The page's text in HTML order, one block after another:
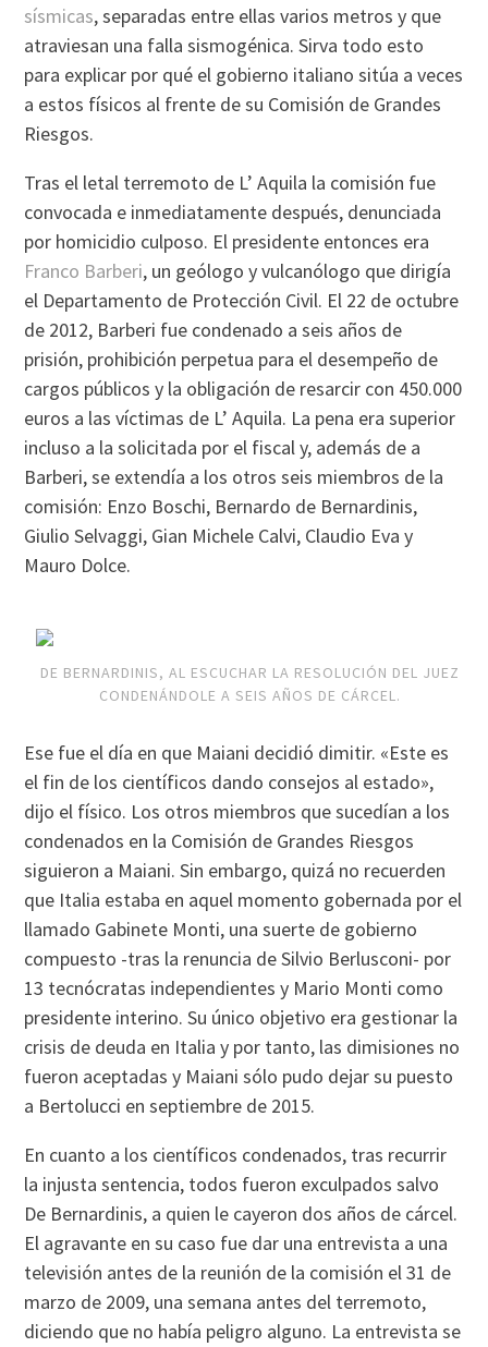
sísmicas, separadas entre ellas varios metros y que
atraviesan una falla sismogénica. Sirva todo esto
para explicar por qué el gobierno italiano sitúa a veces
a estos físicos al frente de su Comisión de Grandes
Riesgos.
Tras el letal terremoto de L’ Aquila la comisión fue
convocada e inmediatamente después, denunciada
por homicidio culposo. El presidente entonces era
Franco Barberi, un geólogo y vulcanólogo que dirigía
el Departamento de Protección Civil. El 22 de octubre
de 2012, Barberi fue condenado a seis años de
prisión, prohibición perpetua para el desempeño de
cargos públicos y la obligación de resarcir con 450.000
euros a las víctimas de L’ Aquila. La pena era superior
incluso a la solicitada por el fiscal y, además de a
Barberi, se extendía a los otros seis miembros de la
comisión: Enzo Boschi, Bernardo de Bernardinis,
Giulio Selvaggi, Gian Michele Calvi, Claudio Eva y
Mauro Dolce.
DE BERNARDINIS, AL ESCUCHAR LA RESOLUCIÓN DEL JUEZ
CONDENÁNDOLE A SEIS AÑOS DE CÁRCEL.
Ese fue el día en que Maiani decidió dimitir. «Este es
el fin de los científicos dando consejos al estado»,
dijo el físico. Los otros miembros que sucedían a los
condenados en la Comisión de Grandes Riesgos
siguieron a Maiani. Sin embargo, quizá no recuerden
que Italia estaba en aquel momento gobernada por el
llamado Gabinete Monti, una suerte de gobierno
compuesto -tras la renuncia de Silvio Berlusconi- por
13 tecnócratas independientes y Mario Monti como
presidente interino. Su único objetivo era gestionar la
crisis de deuda en Italia y por tanto, las dimisiones no
fueron aceptadas y Maiani sólo pudo dejar su puesto
a Bertolucci en septiembre de 2015.
En cuanto a los científicos condenados, tras recurrir
la injusta sentencia, todos fueron exculpados salvo
De Bernardinis, a quien le cayeron dos años de cárcel.
El agravante en su caso fue dar una entrevista a una
televisión antes de la reunión de la comisión el 31 de
marzo de 2009, una semana antes del terremoto,
diciendo que no había peligro alguno. La entrevista se